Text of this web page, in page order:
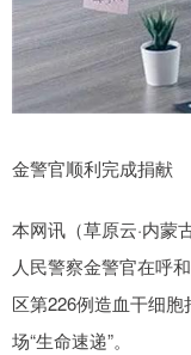
金警官顺利完成捐献
本网讯（草原云·内蒙
人民警察金警官在呼
区第226例造血干细
场“生命速递”。